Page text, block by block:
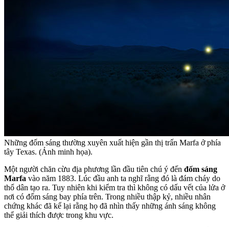
Những đốm sáng thường xuyên xuất hiện gần thị trấn Marfa ở phía
tây Texas. (Ảnh minh họa).
Một người chăn cừu địa phương lần đầu tiên chú ý đến đốm sáng
Marfa vào năm 1883. Lúc đầu anh ta nghĩ rằng đó là đám cháy do
thổ dân tạo ra. Tuy nhiên khi kiểm tra thì không có dấu vết của lửa ở
nơi có đốm sáng bay phía trên. Trong nhiều thập kỷ, nhiều nhân
chứng khác đã kể lại rằng họ đã nhìn thấy những ánh sáng không
thể giải thích được trong khu vực.